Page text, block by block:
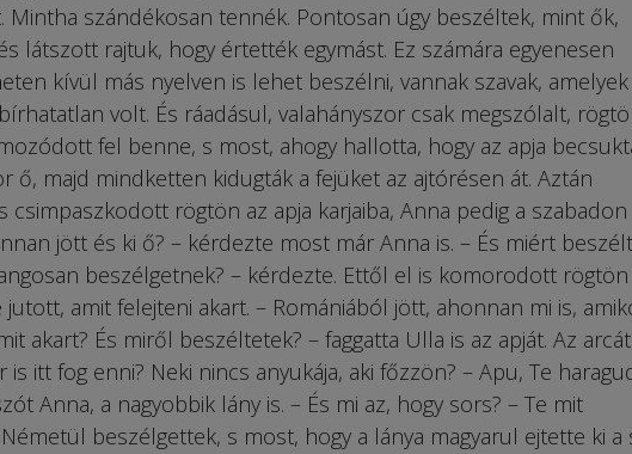
szándékosan tennék. Pontosan úgy beszéltek, mint ők,
látszott rajtuk, hogy értették egymást. Ez számára egyenesen
kívül más nyelven is lehet beszélni, vannak szavak,
volt. És ráadásul, valahányszor csak megszólalt,
fel benne, s most, ahogy hallotta, hogy az apja
ő, majd mindketten kidugták a fejüket az ajtórésen át. Aztán
csimpaszkodott rögtön az apja karjaiba, Anna pedig a szabadon
jött és ki ő? – kérdezte most már Anna is. – És miért
beszélgetnek? – kérdezte. Ettől el is komorodott rögtön
amit felejteni akart. – Romániából jött, ahonnan mi is,
akart? És miről beszéltetek? – faggatta Ulla is az apját. Az
itt fog enni? Neki nincs anyukája, aki főzzön? – Apu, Te
Anna, a nagyobbik lány is. – És mi az, hogy sors? – Te mit
beszélgettek, s most, hogy a lánya magyarul ejtette ki a